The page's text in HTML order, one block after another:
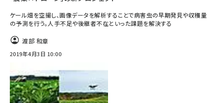
ケール畑を空撮し、画像データを解析することで病害虫の早期発見や収穫量
の予測を行う。人手不足や後継者不在といった課題を解決する
渡部 和章
2019年4月3日 10:00